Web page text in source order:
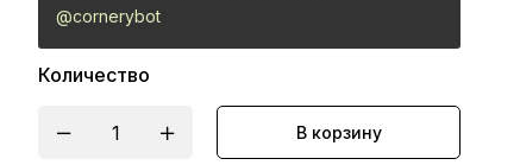
@cornerybot
Количество
В корзину